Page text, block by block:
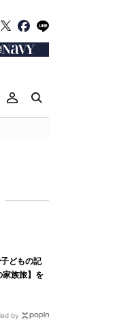
どもの記
家族旅】を
by